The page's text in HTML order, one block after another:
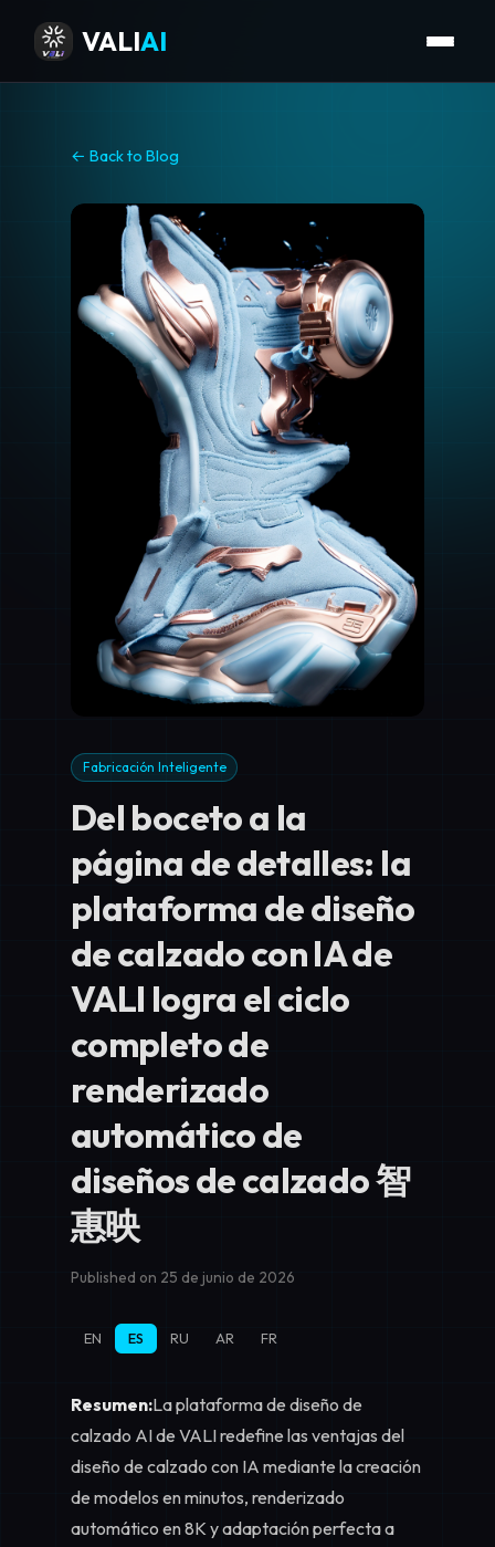
VALIAI
← Back to Blog
Fabricación Inteligente
Del boceto a la
página de detalles: la
plataforma de diseño
de calzado con IA de
VALI logra el ciclo
completo de
renderizado
automático de
diseños de calzado 智
惠映
Published on 25 de junio de 2026
EN ES RU AR FR
Resumen:La plataforma de diseño de
calzado AI de VALI redefine las ventajas del
diseño de calzado con IA mediante la creación
de modelos en minutos, renderizado
automático en 8K y adaptación perfecta a